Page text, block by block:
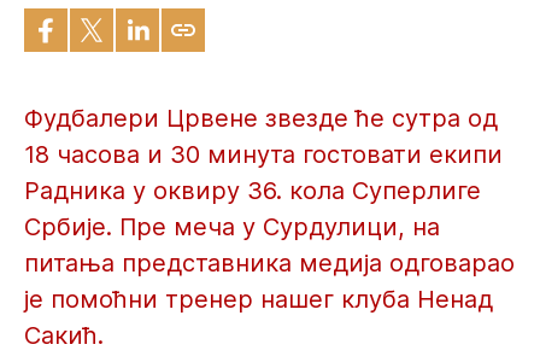
Фудбалери Црвене звезде ће сутра од
18 часова и 30 минута гостовати екипи
Радника у оквиру 36. кола Суперлиге
Србије. Пре меча у Сурдулици, на
питања представника медија одговарао
је помоћни тренер нашег клуба Ненад
Сакић.